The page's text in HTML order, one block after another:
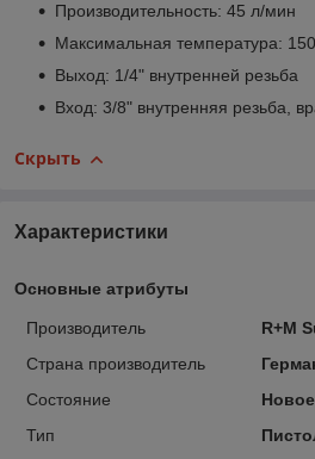
Производительность: 45 л/мин
Максимальная температура:
Выход: 1/4" внутренней резьба
Вход: 3/8" внутренняя резьба,
Скрыть
Характеристики
Основные атрибуты
Производитель
R+M
Страна производитель
Состояние
Новое
Тип